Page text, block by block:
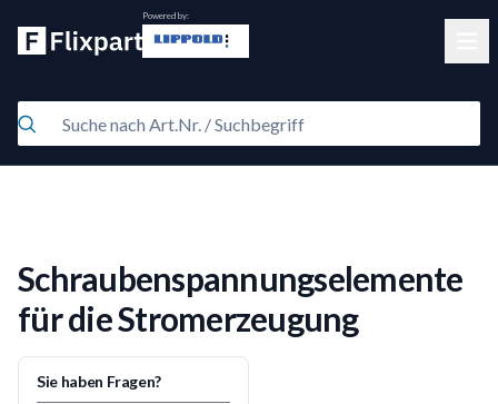
Powered by:
Schraubenspannungselemente
für die Stromerzeugung
Sie haben Fragen?